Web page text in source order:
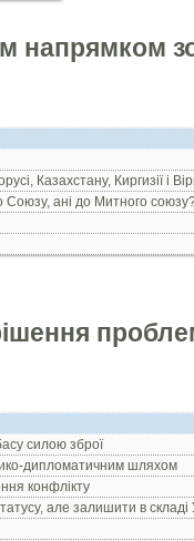
напрямком
Казахстану, Киргизії і
Союзу, анi до Митного
силою зброї
дипломатичним шляхом
конфлікту
але залишити в складі